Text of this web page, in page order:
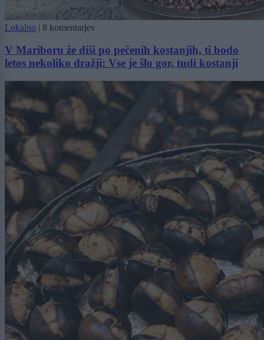
Lokalno | 8 komentarjev
V Mariboru že diši po pečenih kostanjih, ti bodo
letos nekoliko dražji: Vse je šlo gor, tudi kostanji